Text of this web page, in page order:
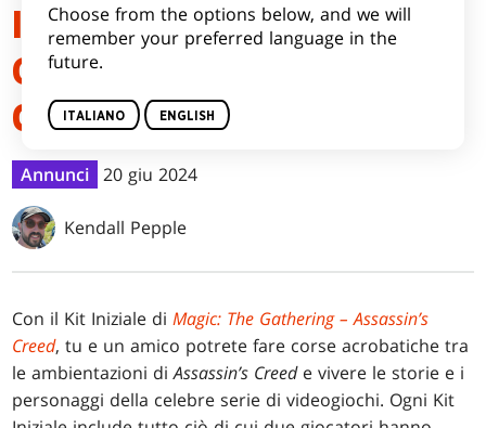
INIZIALE DI MAGIC: THE
GATHERING – ASSASSIN’S
CREED
Annunci 20 giu 2024
Kendall Pepple
Con il Kit Iniziale diMagic: The Gathering – Assassin’s
Creed, tu e un amico potrete fare corse acrobatiche tra
le ambientazioni diAssassin’s Creede vivere le storie e i
personaggi della celebre serie di videogiochi. Ogni Kit
Choose from the options below, and we will
remember your preferred language in the
future.
ITALIANO ENGLISH